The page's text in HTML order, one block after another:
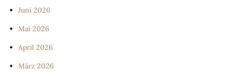
Juni 2026
Mai 2026
April 2026
März 2026